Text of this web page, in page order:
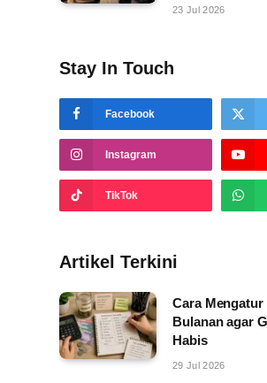
23 Jul 2026
Stay In Touch
Facebook
Instagram
TikTok
Artikel Terkini
Cara Mengatur
Bulanan agar
Habis
29 Jul 2026